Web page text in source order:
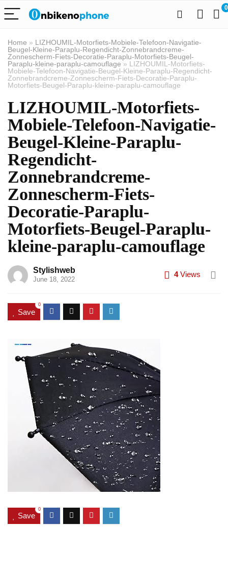
0
Home » LIZHOUMIL-Motorfiets-Mobiele-Telefoon-Navigatie-
Beugel-Kleine-Paraplu-Regendicht-Zonnebrandcreme-
Zonnescherm-Fiets-Decoratie-Paraplu-Motorfiets-Beugel-
Paraplu-kleine-paraplu-camouflage » LIZHOUMIL-Motorfiets-
Mobiele-Telefoon-Navigatie-Beugel-Kleine-Paraplu-Regendicht-
Zonnebrandcreme-Zonnescherm-Fiets-Decoratie-Paraplu-
Motorfiets-Beugel-Paraplu-kleine-paraplu-camouflage
LIZHOUMIL-Motorfiets-
Mobiele-Telefoon-Navigatie-
Beugel-Kleine-Paraplu-
Regendicht-
Zonnebrandcreme-
Zonnescherm-Fiets-
Decoratie-Paraplu-
Motorfiets-Beugel-Paraplu-
kleine-paraplu-camouflage
Stylishweb
June 18, 2022
4Views
Save
0
Save
0